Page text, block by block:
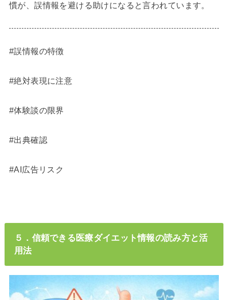
慣が、誤情報を避ける助けになると言われています。
#誤情報の特徴
#絶対表現に注意
#体験談の限界
#出典確認
#AI広告リスク
５．信頼できる医療ダイエット情報の読み方と活
用法